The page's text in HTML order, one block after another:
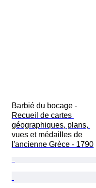
Barbié du bocage -
Recueil de cartes
géographiques, plans,
vues et médailles de
l'ancienne Grèce - 1790